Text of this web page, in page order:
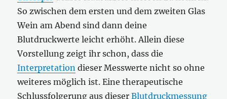
So zwischen dem ersten und dem zweiten Glas
Wein am Abend sind dann deine
Blutdruckwerte leicht erhöht. Allein diese
Vorstellung zeigt ihr schon, dass die
Interpretation dieser Messwerte nicht so ohne
weiteres möglich ist. Eine therapeutische
Schlussfolgerung aus dieserBlutdruckmessung